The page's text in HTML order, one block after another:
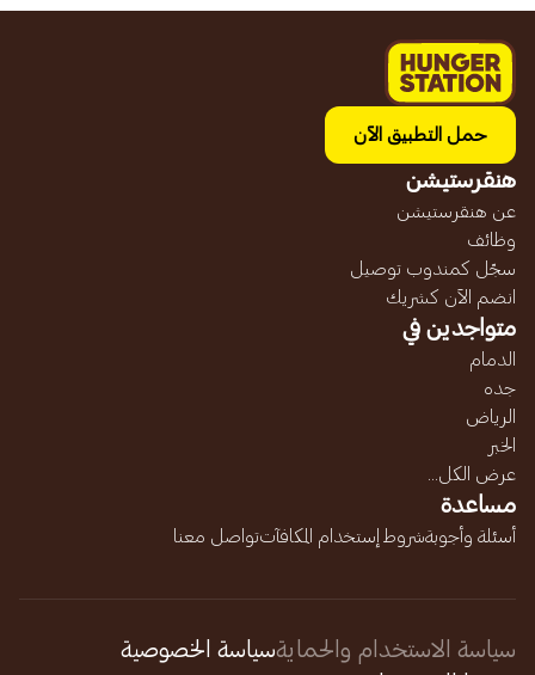
حمل التطبيق الآن
هنقرستيشن
عن هنقرستيشن
وظائف
سجّل كمندوب توصيل
انضم الآن كشريك
متواجدين في
الدمام
جده
الرياض
الخبر
عرض الكل...
مساعدة
أسئلة وأجوبةشروط إستخدام المكافآتتواصل معنا
سياسة الاستخدام والحمايةسياسة الخصوصية